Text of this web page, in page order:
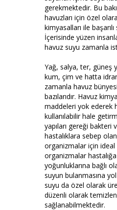
gerekmektedir. Bu
havuzları için özel
kimyasalları ile
İçerisinde yüzen
havuz suyu zamanla
Yağ, salya, ter, güneş
kum, çim ve hatta
zamanla havuz
bazılarıdır. Havuz
maddeleri yok ederek
kullanılabilir hale
yapıları gereği bakteri
hastalıklara sebep
organizmalar için ideal
organizmalar
yoğunluklarına bağlı
suyun bulanmasına
suyu da özel olarak
düzenli olarak
sağlanabilmektedir.